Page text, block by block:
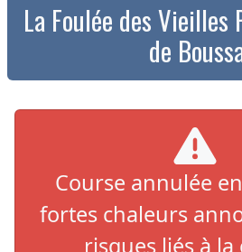
La Foulée des Vieilles
de
Course annulée
fortes chaleurs
risques liés à la